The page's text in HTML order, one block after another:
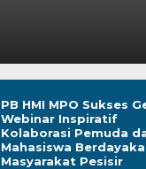
PB HMI MPO Sukses
Webinar Inspiratif
Kolaborasi Pemuda
Mahasiswa
Masyarakat Pesisir